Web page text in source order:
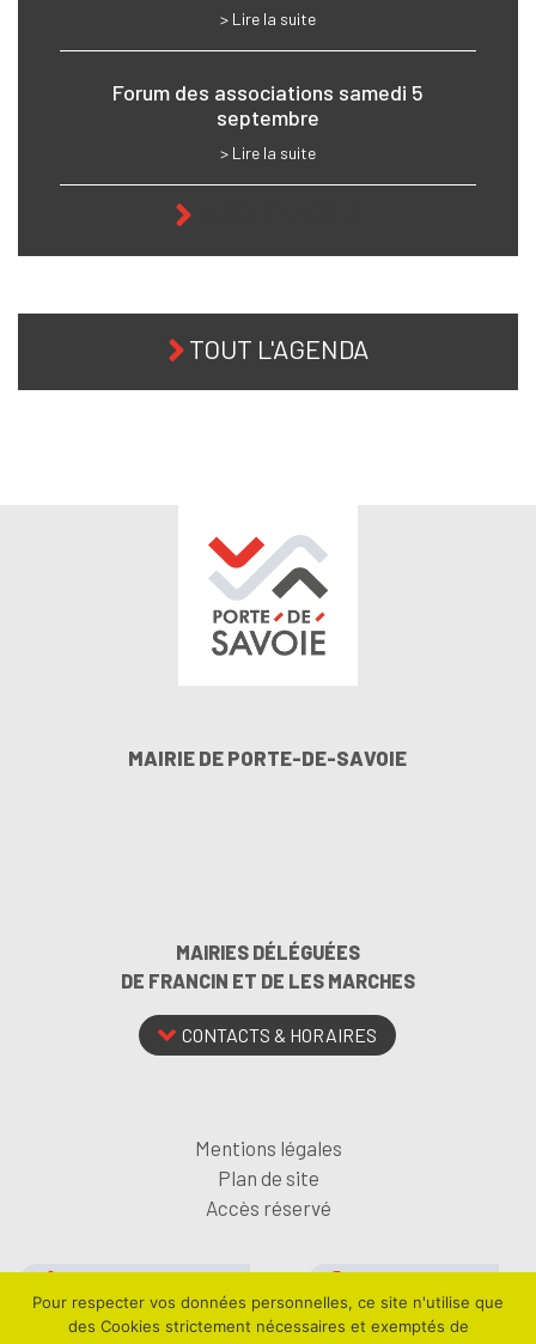
> Lire la suite
Forum des associations samedi 5
septembre
> Lire la suite
TOUT L'AGENDA
MAIRIE DE PORTE-DE-SAVOIE
MAIRIES DÉLÉGUÉES
DE FRANCIN ET DE LES MARCHES
CONTACTS & HORAIRES
Mentions légales
Plan de site
Accès réservé
NEWSLETTER
FACEBOOK
Pour respecter vos données personnelles, ce site n'utilise que
des Cookies strictement nécessaires et exemptés de